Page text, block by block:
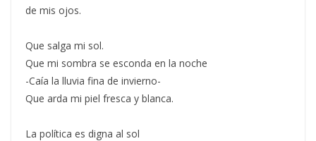
de mis ojos.
Que salga mi sol.
Que mi sombra se esconda en la noche
-Caía la lluvia fina de invierno-
Que arda mi piel fresca y blanca.
La política es digna al sol